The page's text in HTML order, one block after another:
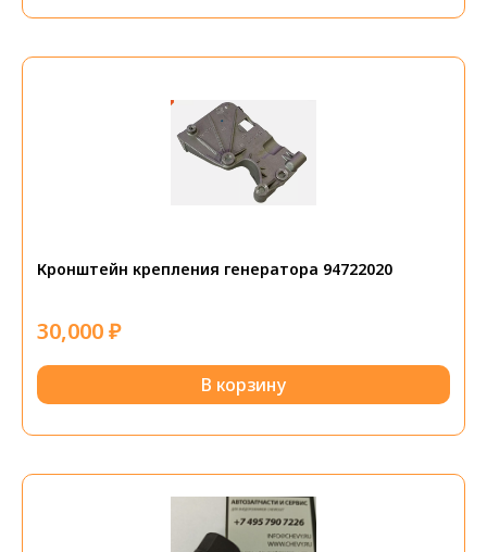
Кронштейн крепления генератора 94722020
30,000₽
В корзину